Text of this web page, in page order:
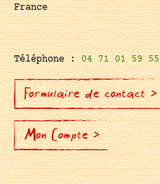
France
Téléphone :04 71 01 59 55
Formulaire de contact >
Mon Compte >